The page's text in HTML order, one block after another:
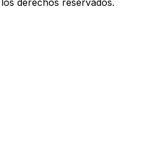
derechos reservados.